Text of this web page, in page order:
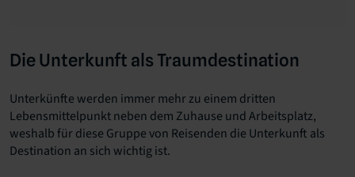
Die Unterkunft als Traumdestination
Unterkünfte werden immer mehr zu einem dritten
Lebensmittelpunkt neben dem Zuhause und Arbeitsplatz,
weshalb für diese Gruppe von Reisenden die Unterkunft als
Destination an sich wichtig ist.